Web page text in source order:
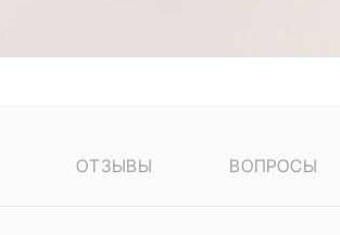
ОТЗЫВЫ ВОПРОСЫ